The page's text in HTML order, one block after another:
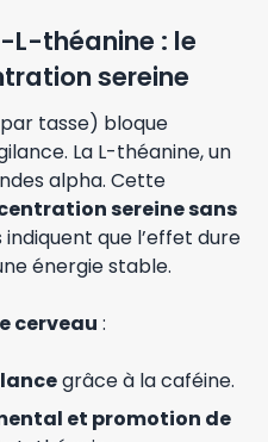
L-théanine : le
sereine
tasse) bloque
La L-théanine, un
alpha. Cette
sereine sans
que l’effet dure
énergie stable.
cerveau :
grâce à la caféine.
et promotion de